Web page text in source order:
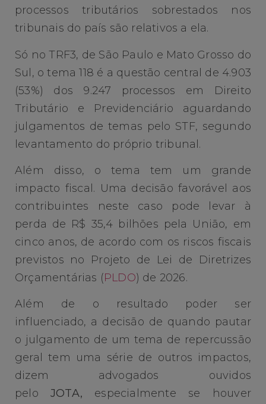
processos tributários sobrestados nos
tribunais do país são relativos a ela.
Só no TRF3, de São Paulo e Mato Grosso do
Sul, o tema 118 é a questão central de 4.903
(53%) dos 9.247 processos em Direito
Tributário e Previdenciário aguardando
julgamentos de temas pelo STF, segundo
levantamento do próprio tribunal.
Além disso, o tema tem um grande
impacto fiscal. Uma decisão favorável aos
contribuintes neste caso pode levar à
perda de R$ 35,4 bilhões pela União, em
cinco anos, de acordo com os riscos fiscais
previstos no Projeto de Lei de Diretrizes
Orçamentárias (PLDO) de 2026.
Além de o resultado poder ser
influenciado, a decisão de quando pautar
o julgamento de um tema de repercussão
geral tem uma série de outros impactos,
dizem advogados ouvidos
peloJOTA, especialmente se houver